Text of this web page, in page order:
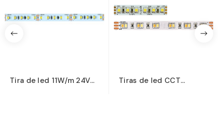
Tira de led 11W/m 24V
Tiras de led CCT